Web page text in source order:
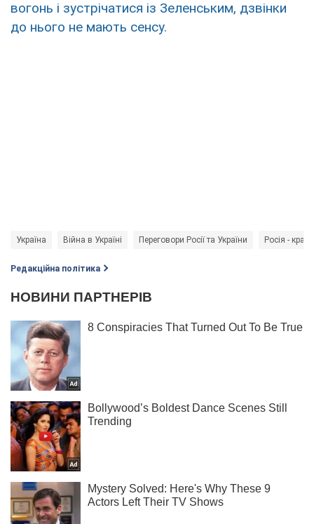
вогонь і зустрічатися із Зеленським, дзвінки
до нього не мають сенсу.
Україна Війна в Україні Переговори Росії та України Росія -
Редакційна політика